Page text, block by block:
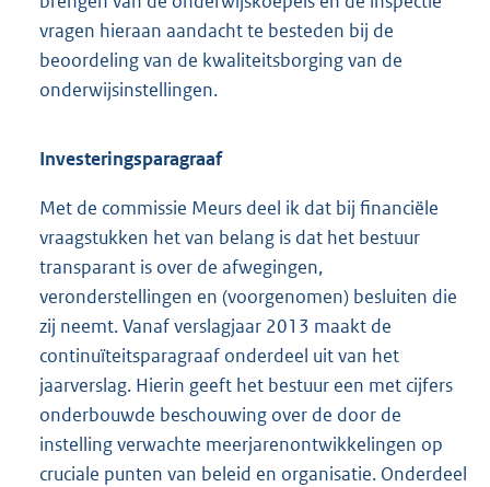
vragen hieraan aandacht te besteden bij de
beoordeling van de kwaliteitsborging van de
onderwijsinstellingen.
Investeringsparagraaf
Met de commissie Meurs deel ik dat bij financiële
vraagstukken het van belang is dat het bestuur
transparant is over de afwegingen,
veronderstellingen en (voorgenomen) besluiten die
zij neemt. Vanaf verslagjaar 2013 maakt de
continuïteitsparagraaf onderdeel uit van het
jaarverslag. Hierin geeft het bestuur een met cijfers
onderbouwde beschouwing over de door de
instelling verwachte meerjarenontwikkelingen op
cruciale punten van beleid en organisatie. Onderdeel